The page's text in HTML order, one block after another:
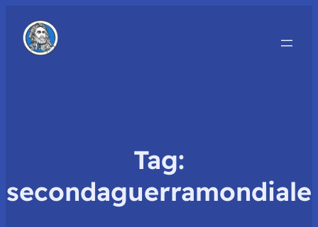
Tag:
secondaguerramondiale